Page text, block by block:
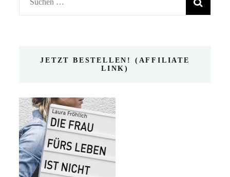
nach:
JETZT BESTELLEN! (AFFILIATE
LINK)